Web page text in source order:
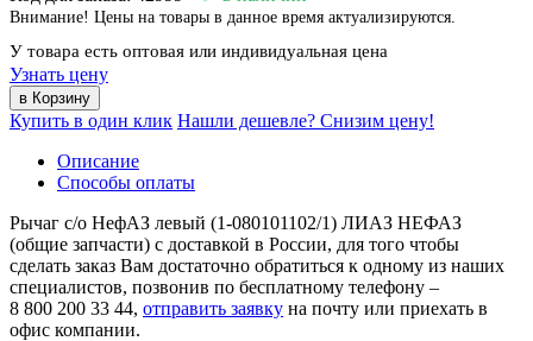
Внимание! Цены на товары в данное время актуализируются.
У товара есть оптовая или индивидуальная цена
Узнать цену
Купить в один клик Нашли дешевле? Снизим цену!
Описание
Способы оплаты
Рычаг с/о НефАЗ левый (1-080101102/1) ЛИАЗ НЕФАЗ
(общие запчасти) с доставкой в России, для того чтобы
сделать заказ Вам достаточно обратиться к одному из наших
специалистов, позвонив по бесплатному телефону –
8 800 200 33 44, отправить заявку на почту или приехать в
офис компании.